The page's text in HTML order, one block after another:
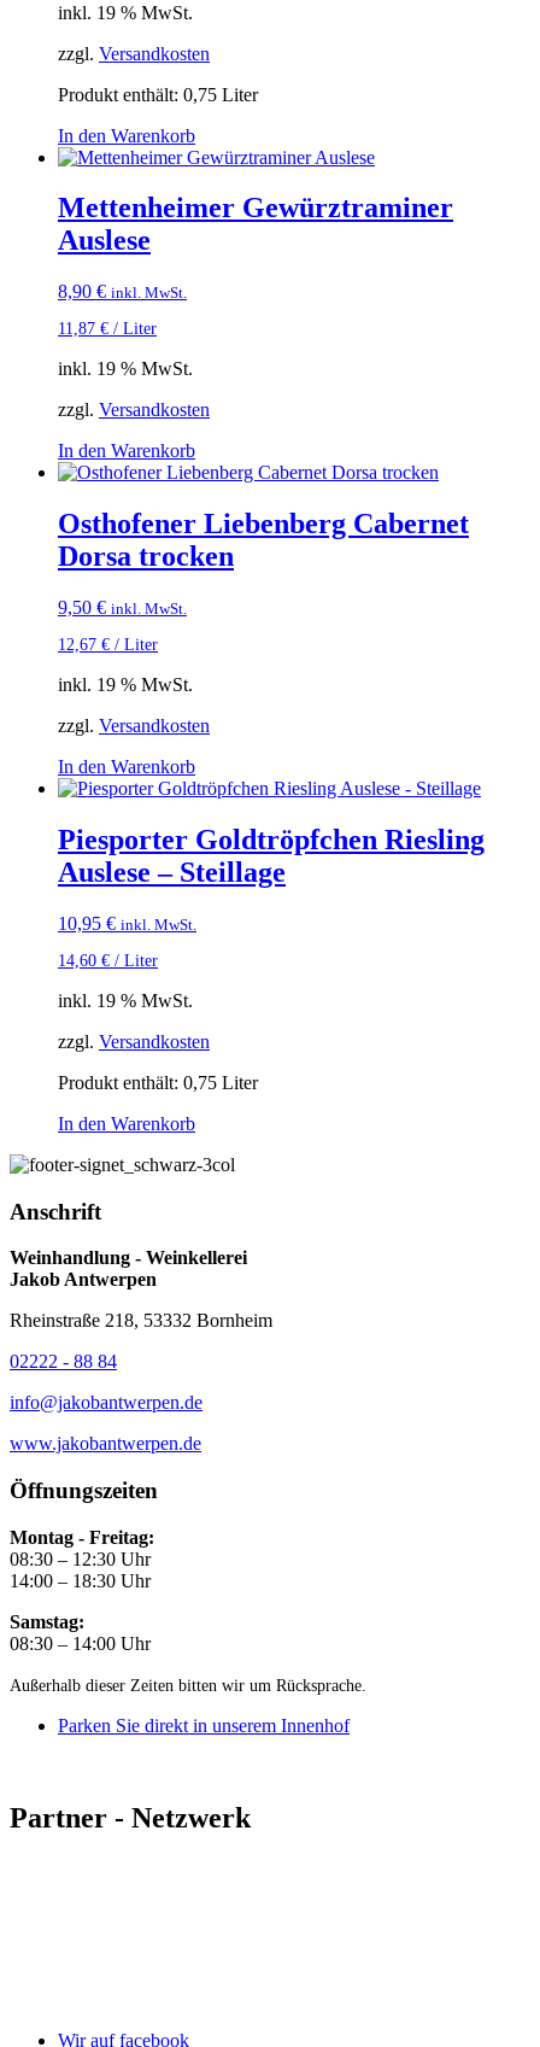
inkl. 19 % MwSt.
zzgl. Versandkosten
Produkt enthält: 0,75 Liter
In den Warenkorb
Mettenheimer Gewürztraminer
Auslese
8,90 € inkl. MwSt.
11,87 € / Liter
inkl. 19 % MwSt.
zzgl. Versandkosten
In den Warenkorb
Osthofener Liebenberg Cabernet
Dorsa trocken
9,50 € inkl. MwSt.
12,67 € / Liter
inkl. 19 % MwSt.
zzgl. Versandkosten
In den Warenkorb
Piesporter Goldtröpfchen Riesling
Auslese – Steillage
10,95 € inkl. MwSt.
14,60 € / Liter
inkl. 19 % MwSt.
zzgl. Versandkosten
Produkt enthält: 0,75 Liter
In den Warenkorb
Anschrift
Weinhandlung - Weinkellerei
Jakob Antwerpen
Rheinstraße 218, 53332 Bornheim
02222 - 88 84
info@jakobantwerpen.de
www.jakobantwerpen.de
Öffnungszeiten
Montag - Freitag:
08:30 – 12:30 Uhr
14:00 – 18:30 Uhr
Samstag:
08:30 – 14:00 Uhr
Außerhalb dieser Zeiten bitten wir um Rücksprache.
Parken Sie direkt in unserem Innenhof
Partner - Netzwerk
Wir auf facebook